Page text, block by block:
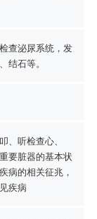
查泌尿系统，发
结石等。
、听检查心、
要脏器的基本状
病的相关征兆，
疾病